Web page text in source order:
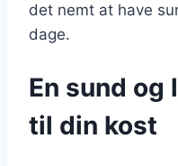
det nemt at have
dage.
En sund
til din kost